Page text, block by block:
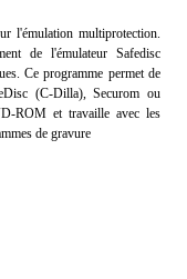
l'émulation multiprotection.
de l'émulateur Safedisc
Ce programme permet de
(C-Dilla), Securom ou
ROM et travaille avec les
de gravure